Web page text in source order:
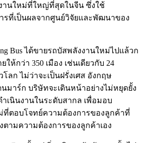
านใหม่ที่ใหญ่ที่สุดในจีน ซึ่งใช้
รที่เป็นผลจากศูนย์วิจัยและพัฒนาของ
Bus ได้ขายรถบัสพลังงานใหม่ไปแล้วก
ให้กว่า 350 เมือง เช่นเดียวกับ 24
ลก ไม่ว่าจะเป็นฝรั่งเศส อังกฤษ
นมาร์ก บริษัทจะเดินหน้าอย่างไม่หยุดยั้ง
เนินงานในระดับสากล เพื่อมอบ
ตอบโจทย์ความต้องการของลูกค้าที่
ามความต้องการของลูกค้าเอง